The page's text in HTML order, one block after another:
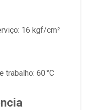
16 kgf/cm²
trabalho: 60 °C